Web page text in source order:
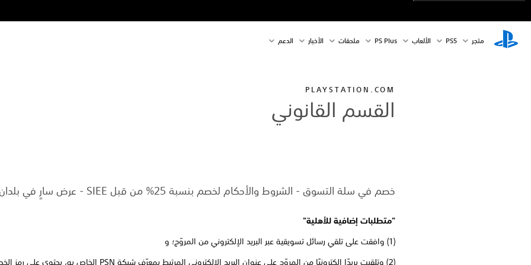
متجر PS5‏ الألعاب PS Plus ملحقات الأخبار الدعم
PLAYSTATION.COM
القسم القانوني
خصم في سلة التسوق - الشروط والأحكام لخصم بنسبة 25% من قبل SIEE - عرض سارٍ في بلدان متعددة
"متطلبات إضافية للأهلية"
(1) وافقت على تلقي رسائل تسويقية عبر البريد الإلكتروني من المروّج؛ و
(2) وتلقيت بريدًا إلكترونيًا من المروّج على عنوان البريد الإلكتروني المرتبط بمعرّف شبكة PSN الخاص به، يحتوي على رمز الخصم